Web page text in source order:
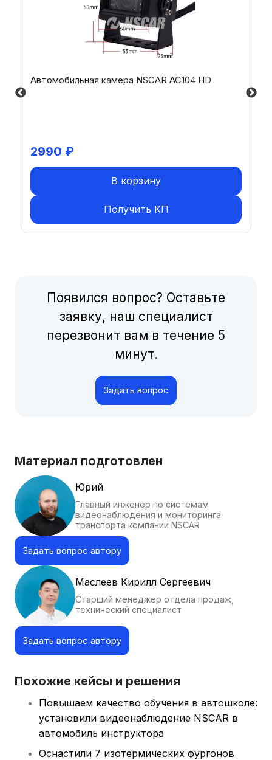
Автомобильная камера NSCAR AC104 HD
2990 ₽
В корзину
Получить КП
Появился вопрос? Оставьте
заявку, наш специалист
перезвонит вам в течение 5
минут.
Задать вопрос
Материал подготовлен
Юрий
Главный инженер по системам
видеонаблюдения и мониторинга
транспорта компании NSCAR
Задать вопрос автору
Маслеев Кирилл Сергеевич
Старший менеджер отдела продаж,
технический специалист
Задать вопрос автору
Похожие кейсы и решения
Повышаем качество обучения в автошколе:
установили видеонаблюдение NSCAR в
автомобиль инструктора
Оснастили 7 изотермических фургонов